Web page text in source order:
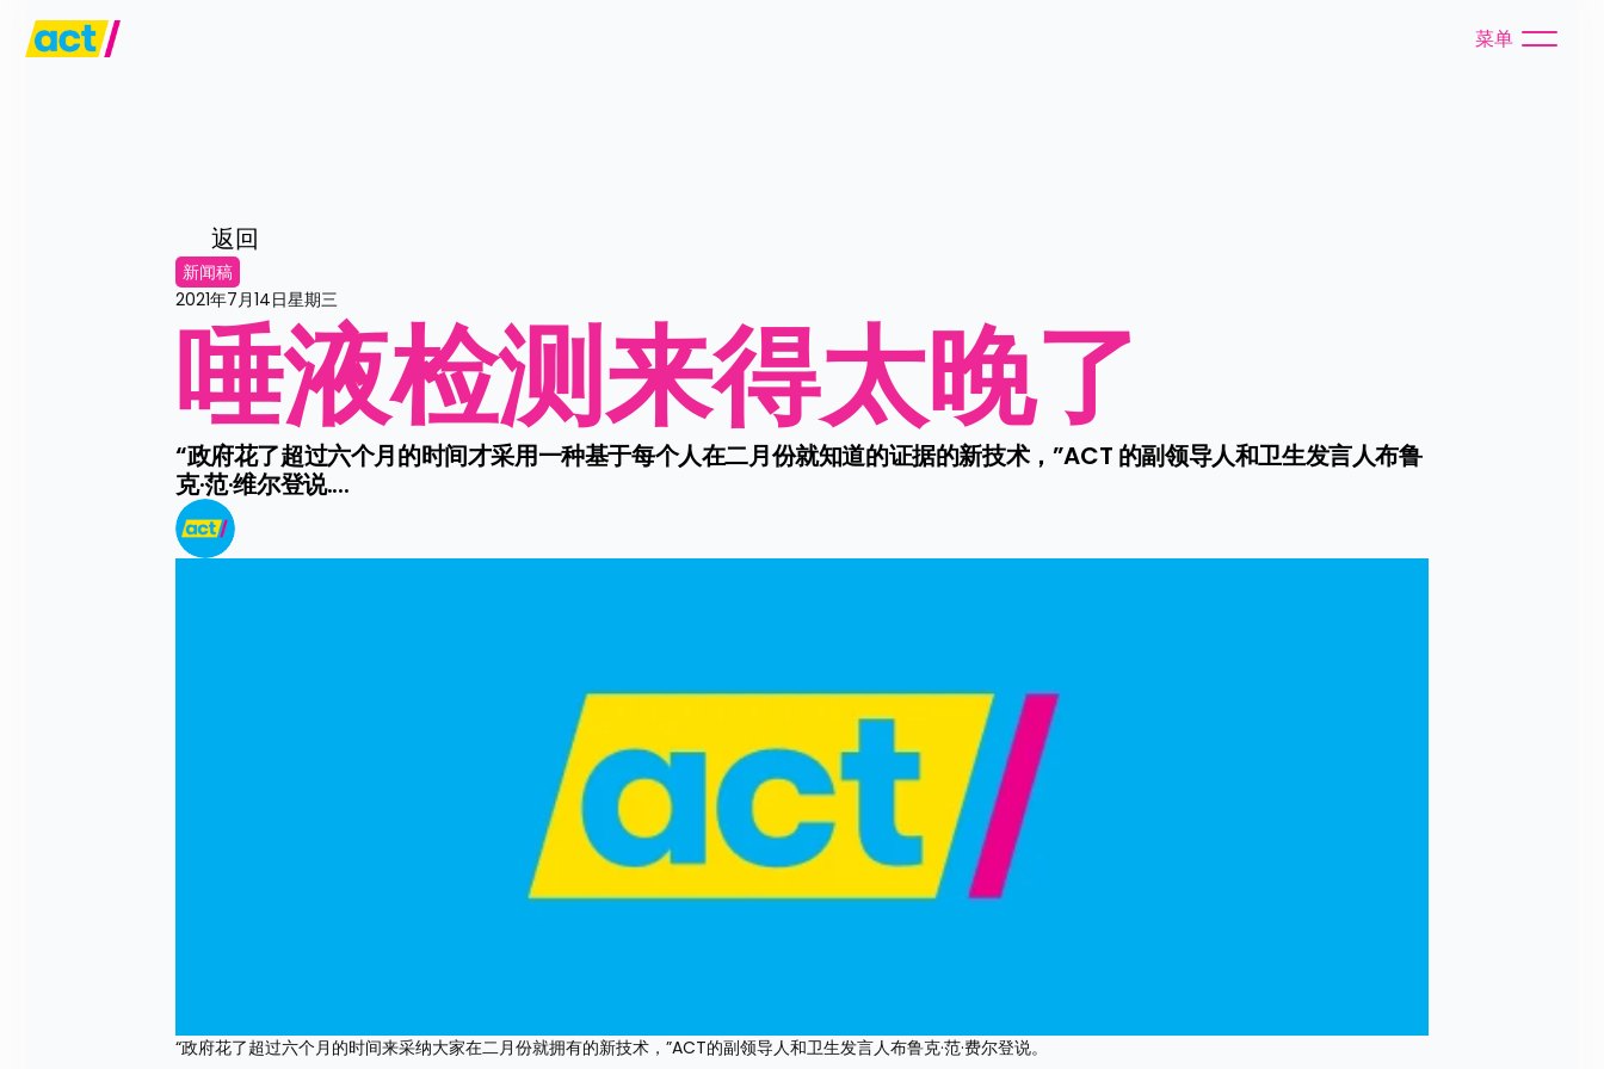
菜单
返回
新闻稿
2021年7月14日星期三
唾液检测来得太晚了
“政府花了超过六个月的时间才采用一种基于每个人在二月份就知道的证据的新技术，”ACT 的副领导人和卫生发言人布鲁
克·范·维尔登说....
“政府花了超过六个月的时间来采纳大家在二月份就拥有的新技术，”ACT的副领导人和卫生发言人布鲁克·范·费尔登说。